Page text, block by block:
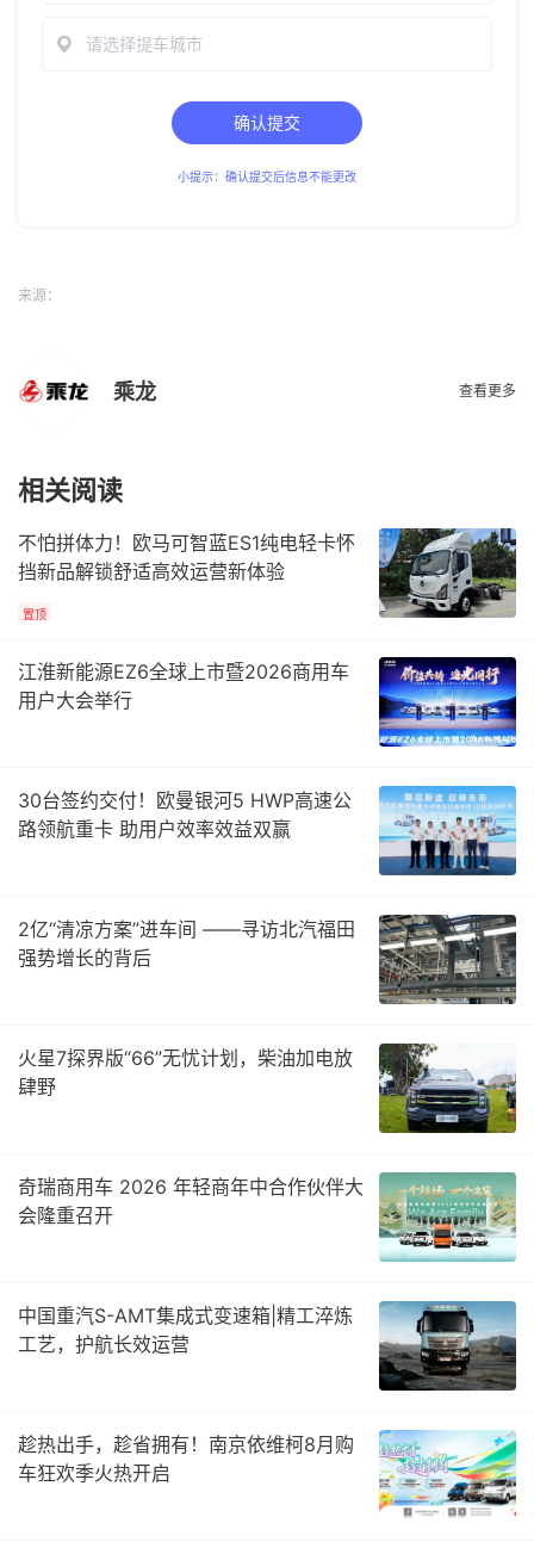
请选择提车城市
确认提交
小提示：确认提交后信息不能更改
来源：
乘龙 查看更多
相关阅读
不怕拼体力！欧马可智蓝ES1纯电轻卡怀
挡新品解锁舒适高效运营新体验
置顶
江淮新能源EZ6全球上市暨2026商用车
用户大会举行
30台签约交付！欧曼银河5 HWP高速公
路领航重卡 助用户效率效益双赢
2亿“清凉方案”进车间 ——寻访北汽福田
强势增长的背后
火星7探界版“66”无忧计划，柴油加电放
肆野
奇瑞商用车 2026 年轻商年中合作伙伴大
会隆重召开
中国重汽S-AMT集成式变速箱|精工淬炼
工艺，护航长效运营
趁热出手，趁省拥有！南京依维柯8月购
车狂欢季火热开启